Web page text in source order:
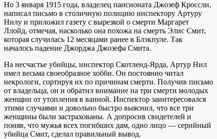
Но 3 января 1915 года, владелец пансионата Джозеф Кроссли,
написал письмо в столичную полицию инспектору Артуру
Нилу и приложил газету с вырезкой о смерти Маргарет
Ллойд, отмечая, насколько она похожа на смерть Элис Смит,
которая случилась 12 месяцами ранее в Блэкпуле. Так
началось падение Джорджа Джозефа Смита.
На несчастье убийцы, инспектор Скотленд-Ярда, Артур Нил
имел весьма своеобразное хобби. Он постоянно читал
некрологи, сортируя их по причинам смерти. Получив письмо
от владельца, он и обратил внимание на три смерти молодых
женщин от утопления в ванной. Инспектор заинтересовался
этими случаями и довольно быстро выяснил, что все три
женщины были застрахованы. А допросив свидетелей и
поняв, что мужья всех погибших дам, одно лицо — серийный
убийца Смит, сделал правильный вывод.